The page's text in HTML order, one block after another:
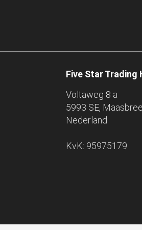
Five Star Trading
Voltaweg 8 a
5993 SE, Maasbree
Nederland
KvK: 95975179